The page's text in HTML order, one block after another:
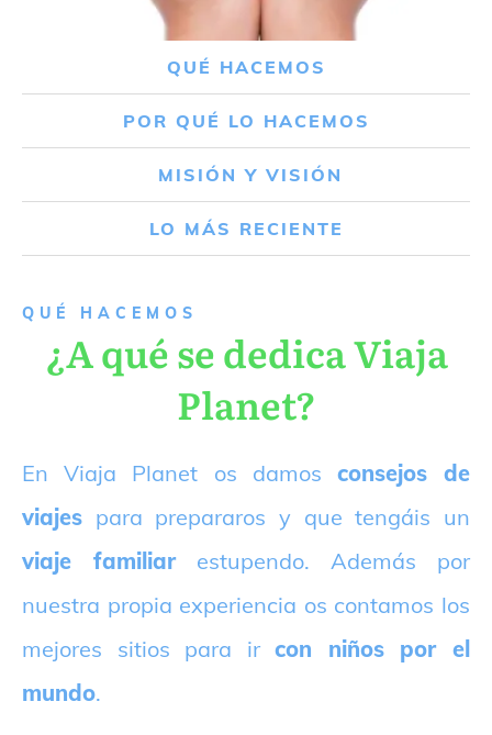
QUÉ HACEMOS
POR QUÉ LO HACEMOS
MISIÓN Y VISIÓN
LO MÁS RECIENTE
QUÉ HACEMOS
¿A qué se dedica Viaja
Planet?
En Viaja Planet os damos consejos de
viajes para prepararos y que tengáis un
viaje familiarestupendo. Además por
nuestra propia experiencia os contamos los
mejores sitios para ircon niños por el
mundo.